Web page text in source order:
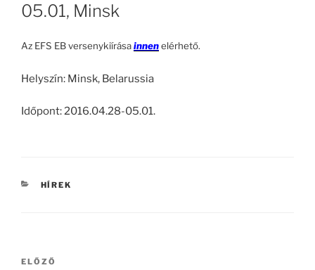
05.01, Minsk
Az EFS EB versenykiírásainnenelérhető.
Helyszín: Minsk, Belarussia
Időpont: 2016.04.28-05.01.
KATEGÓRIÁK
HÍREK
Bejegyzés
Korábbi
ELŐZŐ